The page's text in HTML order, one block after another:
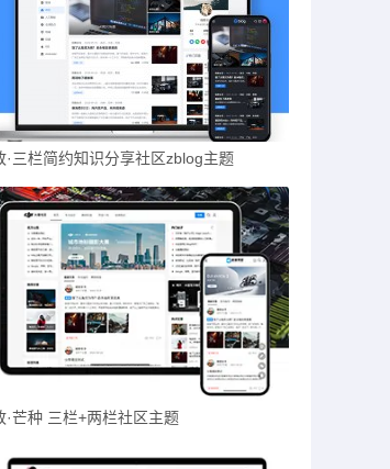
，注意接口数量消耗。
·三栏简约知识分享社区zblog主题
·芒种 三栏+两栏社区主题